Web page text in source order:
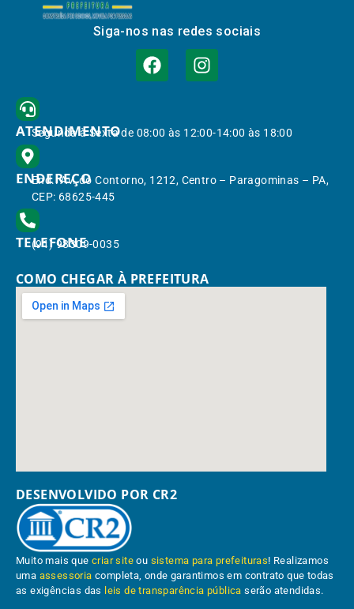
Siga-nos nas redes sociais
ATENDIMENTO
Segunda à Sexta de 08:00 às 12:00-14:00 às 18:00
ENDEREÇO
End.: Av. do Contorno, 1212, Centro – Paragominas – PA,
CEP: 68625-445
TELEFONE
(91) 98309-0035
COMO CHEGAR À PREFEITURA
DESENVOLVIDO POR CR2
Muito mais quecriar site ou sistema para prefeituras! Realizamos
uma assessoria completa, onde garantimos em contrato que todas
as exigências das leis de transparência pública serão atendidas.